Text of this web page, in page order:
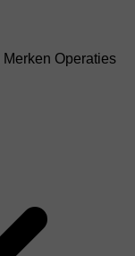
Merken Operaties